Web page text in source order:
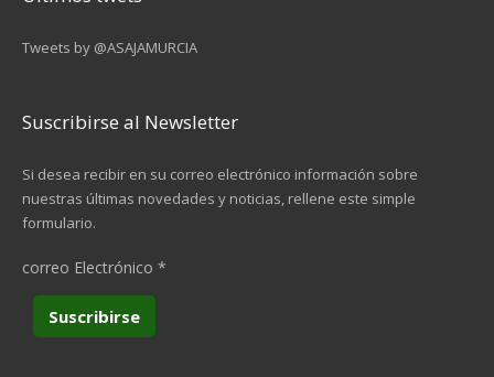
Tweets by @ASAJAMURCIA
Suscribirse al Newsletter
Si desea recibir en su correo electrónico información sobre
nuestras últimas novedades y noticias, rellene este simple
formulario.
correo Electrónico *